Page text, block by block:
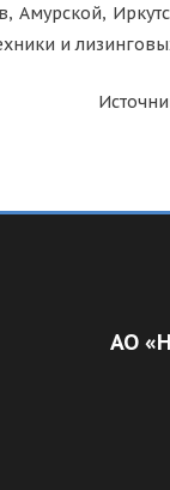
Амурской,
и
АО